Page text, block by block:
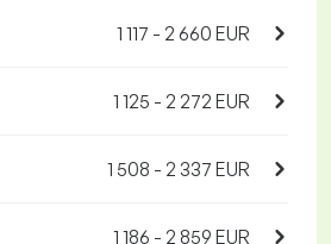
1 117 - 2 660 EUR
1 125 - 2 272 EUR
1 508 - 2 337 EUR
1 186 - 2 859 EUR